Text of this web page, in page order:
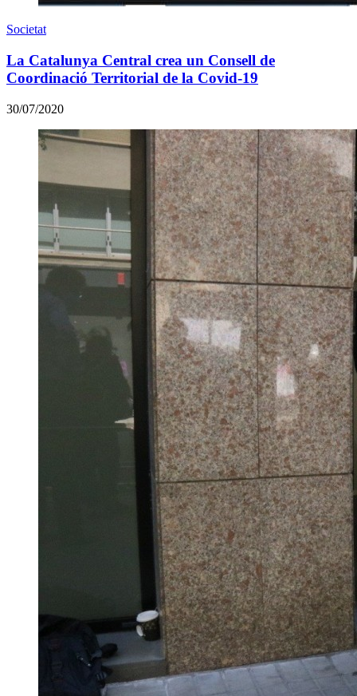
Societat
La Catalunya Central crea un Consell de
Coordinació Territorial de la Covid-19
30/07/2020